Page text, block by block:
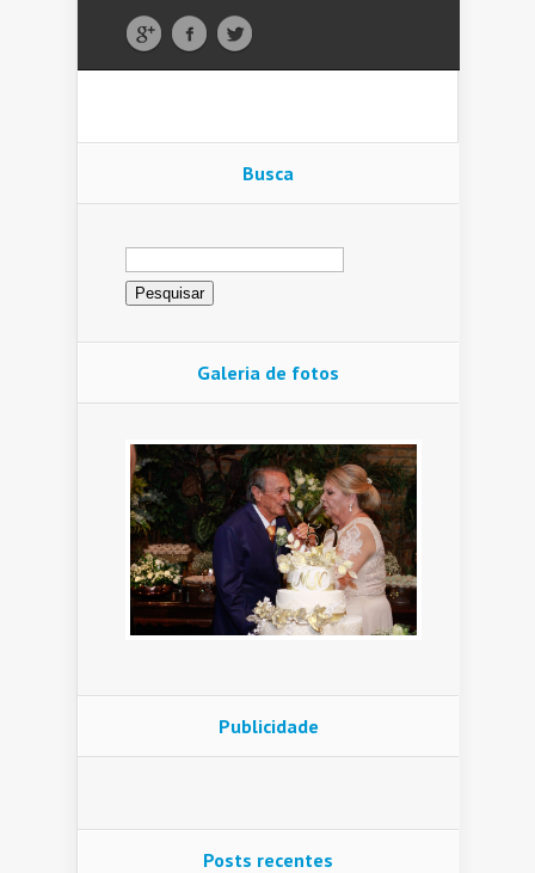
Busca
Pesquisar
por:
Galeria de fotos
Publicidade
Posts recentes